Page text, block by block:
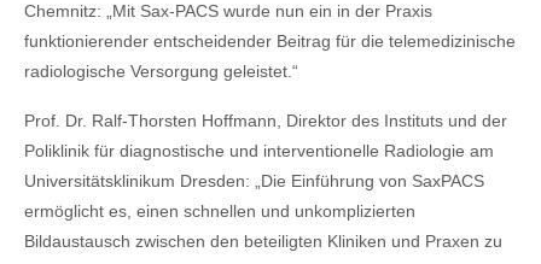
Chemnitz: „Mit Sax-PACS wurde nun ein in der Praxis
funktionierender entscheidender Beitrag für die telemedizinische
radiologische Versorgung geleistet.“
Prof. Dr. Ralf‑Thorsten Hoffmann, Direktor des Instituts und der
Poliklinik für diagnostische und interventionelle Radiologie am
Universitätsklinikum Dresden: „Die Einführung von SaxPACS
ermöglicht es, einen schnellen und unkomplizierten
Bildaustausch zwischen den beteiligten Kliniken und Praxen zu